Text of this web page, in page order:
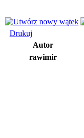
Drukuj
Autor
rawimir